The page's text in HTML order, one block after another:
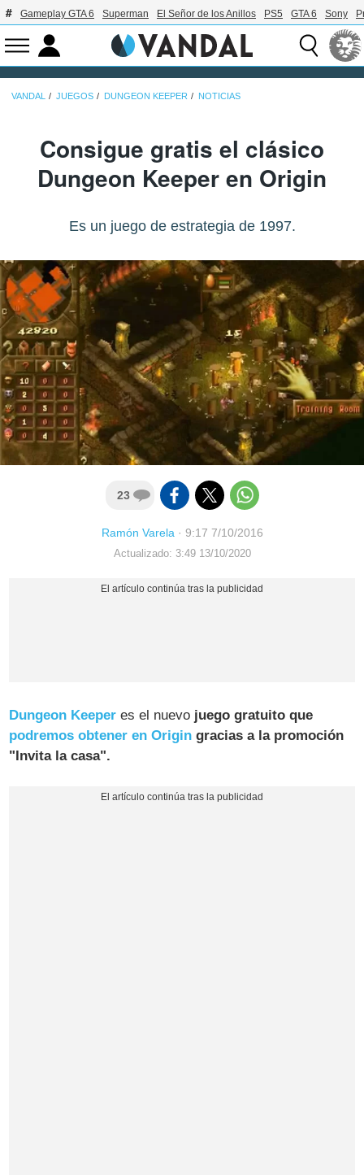
Gameplay GTA 6 Superman El Señor de los Anillos PS5 GTA 6 Sony
VANDAL JUEGOS DUNGEON KEEPER NOTICIAS
Consigue gratis el clásico
Dungeon Keeper en Origin
Es un juego de estrategia de 1997.
23
Ramón Varela· 9:17 7/10/2016
Actualizado: 3:49 13/10/2020
Dungeon Keeper es el nuevo juego gratuito que
podremos obtener en Origin gracias a la promoción
"Invita la casa".